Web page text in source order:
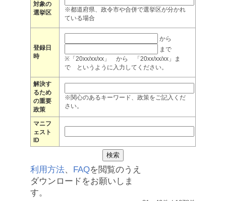
対象の
選挙区
※都道府県、政令市や合併で選挙区が分かれ
ている場合
登録日
時
から
まで
※「20xx/xx/xx」 から 「20xx/xx/xx」ま
で というように入力してください。
解決す
るため
の重要
政策
※関心のあるキーワード、政策をご記入くだ
さい。
マニフ
ェスト
ID
利用方法、 FAQを閲覧のうえ
ダウンロードをお願いしま
す。